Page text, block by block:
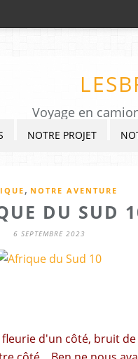
Voyage en
NOTRE PROJET
, NOTRE AVENTURE
DU SUD
6 SEPTEMBRE 2023
d'un côté, bruit